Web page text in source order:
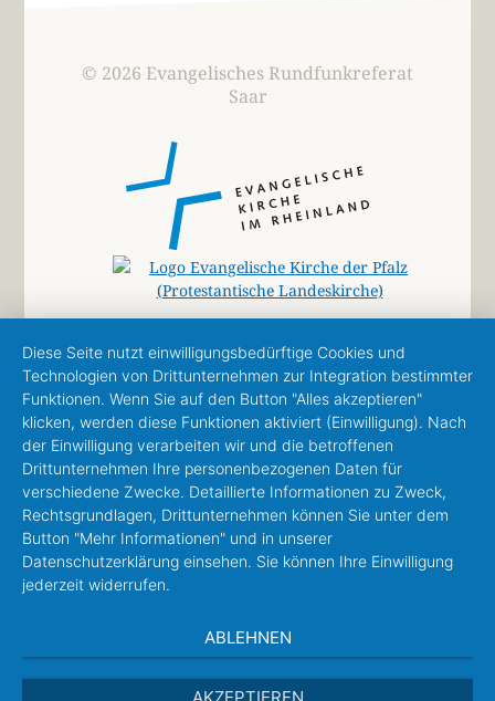
© 2026 Evangelisches Rundfunkreferat
Saar
Diese Seite nutzt einwilligungsbedürftige Cookies und
Technologien von Drittunternehmen zur Integration bestimmter
Funktionen. Wenn Sie auf den Button "Alles akzeptieren"
klicken, werden diese Funktionen aktiviert (Einwilligung). Nach
der Einwilligung verarbeiten wir und die betroffenen
Drittunternehmen Ihre personenbezogenen Daten für
verschiedene Zwecke. Detaillierte Informationen zu Zweck,
Rechtsgrundlagen, Drittunternehmen können Sie unter dem
Button "Mehr Informationen" und in unserer
Datenschutzerklärung einsehen. Sie können Ihre Einwilligung
jederzeit widerrufen.
ABLEHNEN